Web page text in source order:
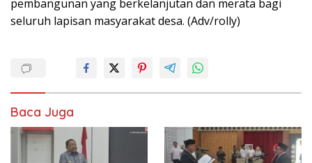
pembangunan yang berkelanjutan dan merata bagi
seluruh lapisan masyarakat desa. (Adv/rolly)
Baca Juga